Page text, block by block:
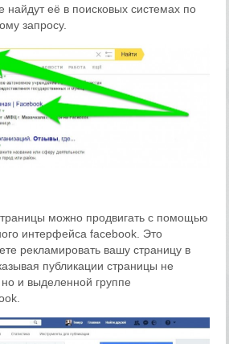
найдут её в поисковых системах по
запросу.
можно продвигать с помощью
интерфейса facebook. Это
рекламировать вашу страницу в
публикации страницы не
и выделенной группе